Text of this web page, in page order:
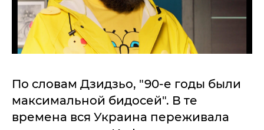
По словам Дзидзьо, "90-е годы были
максимальной бидосей". В те
времена вся Украина переживала